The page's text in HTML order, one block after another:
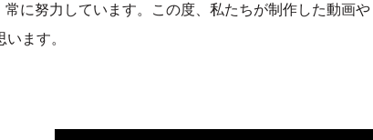
に努力しています。この度、私たちが制作した動画や
ます。